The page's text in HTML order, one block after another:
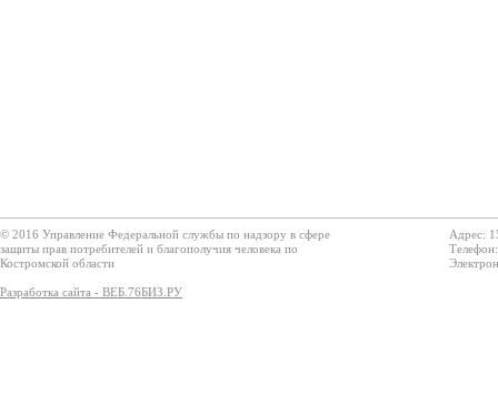
© 2016 Управление Федеральной службы по надзору в сфере
защиты прав потребителей и благополучия человека по
Костромской области
Разработка сайта - ВЕБ.76БИЗ.РУ
Адрес: